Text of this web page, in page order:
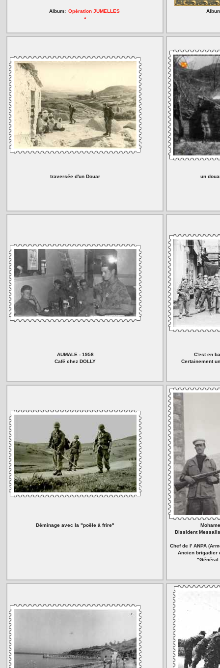
Album: Opération JUMELLES
*
traversée d'un Douar un
AUMALE - 1958
Café chez DOLLY
C'est en
Certainement
Déminage avec la "poêle à frire"
Dissident
Chef de l' ANPA
Ancien brigadier
"Général